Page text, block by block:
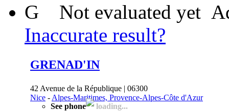
G Not evaluated yet
Inaccurate result?
GRENAD'IN
42 Avenue de la République | 06300
Nice - Alpes-Maritimes, Provence-Alpes-Côte d'Azur
See phone
loading...